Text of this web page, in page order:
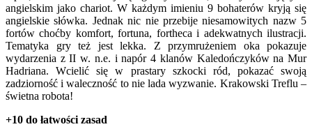
angielskim jako chariot. W każdym imieniu 9 bohaterów kryją się
angielskie słówka. Jednak nic nie przebije niesamowitych nazw 5
fortów choćby komfort, fortuna, fortheca i adekwatnych ilustracji.
Tematyka gry też jest lekka. Z przymrużeniem oka pokazuje
wydarzenia z II w. n.e. i napór 4 klanów Kaledończyków na Mur
Hadriana. Wcielić się w prastary szkocki ród, pokazać swoją
zadziorność i waleczność to nie lada wyzwanie. Krakowski Treflu –
świetna robota!
+10 do łatwości zasad